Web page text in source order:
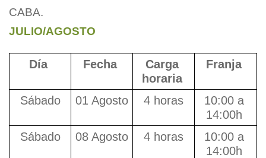
CABA.
JULIO/AGOSTO
Día Fecha
Carga
horaria
Franja
Sábado 01 Agosto 4 horas
10:00 a
14:00h
Sábado
08 Agosto 4 horas
10:00 a
14:00h